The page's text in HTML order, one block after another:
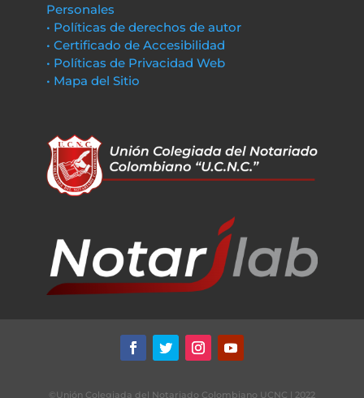
Personales
• Políticas de derechos de autor
• Certificado de Accesibilidad
• Políticas de Privacidad Web
• Mapa del Sitio
©Unión Colegiada del Notariado Colombiano UCNC | 2022